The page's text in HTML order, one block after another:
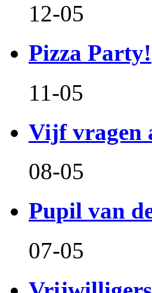
12-05
Pizza Party!
11-05
Vijf vragen
08-05
Pupil van
07-05